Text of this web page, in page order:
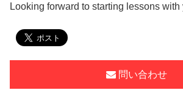
Looking forward to starting lessons with
問い合わせ